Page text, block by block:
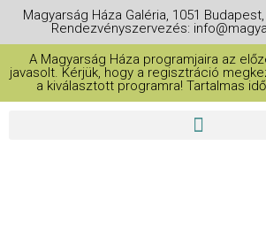
Magyarság Háza Galéria, 1051
Rendezvényszervezés:
A Magyarság Háza programjaira az
javasolt. Kérjük, hogy a regisztráció
a kiválasztott programra! Tartalmas